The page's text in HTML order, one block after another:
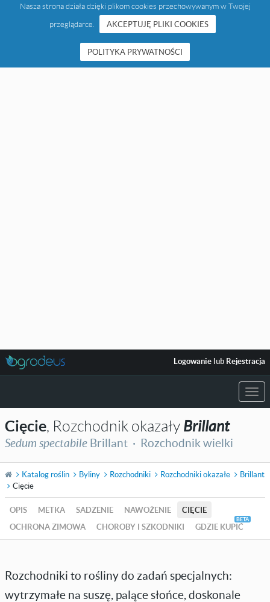
Nasza strona działa dzięki plikom cookies przechowywanym w Twojej
przeglądarce.
AKCEPTUJĘ PLIKI COOKIES
POLITYKA PRYWATNOŚCI
Logowanie lub Rejestracja
Cięcie , Rozchodnik okazały Brillant
Sedum spectabile Brillant · Rozchodnik wielki
Katalog roślin Byliny Rozchodniki Rozchodniki okazałe
Brillant
Cięcie
OPIS METKA SADZENIE NAWOŻENIE
CIĘCIE
OCHRONA ZIMOWA
CHOROBY I SZKODNIKI GDZIE KUPIĆ
Rozchodniki to rośliny do zadań specjalnych:
wytrzymałe na suszę, palące słońce, doskonale